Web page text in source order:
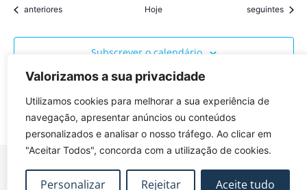
Valorizamos a sua privacidade
Utilizamos cookies para melhorar a sua experiência de
navegação, apresentar anúncios ou conteúdos
personalizados e analisar o nosso tráfego. Ao clicar em
"Aceitar Todos", concorda com a utilização de cookies.
Personalizar Rejeitar Aceite tudo
Eventos
anteriores Hoje Eventos
seguintes
Subscrever o calendário